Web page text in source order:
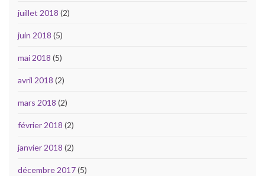
juillet 2018 (2)
juin 2018 (5)
mai 2018 (5)
avril 2018 (2)
mars 2018 (2)
février 2018 (2)
janvier 2018 (2)
décembre 2017(5)